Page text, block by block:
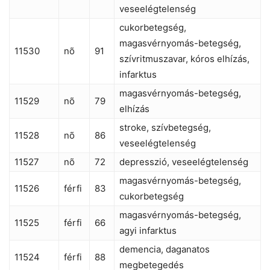
veseelégtelenség
11530 nõ 91
cukorbetegség,
magasvérnyomás-betegség,
szívritmuszavar, kóros elhízás,
infarktus
11529 nõ 79
magasvérnyomás-betegség,
elhízás
11528 nõ 86
stroke, szívbetegség,
veseelégtelenség
11527
nõ 72 depresszió, veseelégtelenség
11526 férfi 83
magasvérnyomás-betegség,
cukorbetegség
11525 férfi 66
magasvérnyomás-betegség,
agyi infarktus
11524 férfi 88
demencia, daganatos
megbetegedés